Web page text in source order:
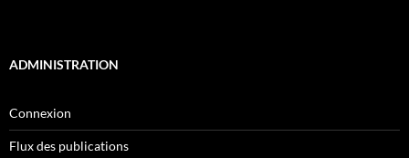
ADMINISTRATION
Connexion
Flux des publications